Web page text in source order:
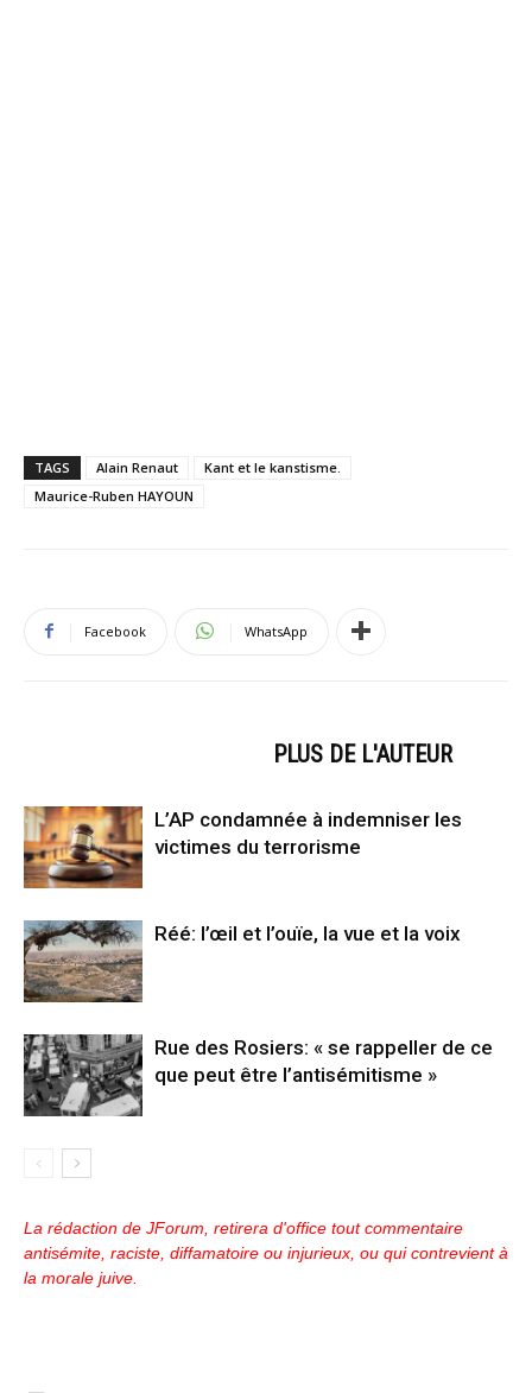
TAGS Alain Renaut
Kant et le kanstisme.
Maurice-Ruben HAYOUN
Facebook WhatsApp
PLUS DE L'AUTEUR
L’AP condamnée à indemniser les
victimes du terrorisme
Réé: l’œil et l’ouïe, la vue et la voix
Rue des Rosiers: « se rappeller de ce
que peut être l’antisémitisme »
La rédaction de JForum, retirera d'office tout commentaire
antisémite, raciste, diffamatoire ou injurieux, ou qui contrevient à
la morale juive.